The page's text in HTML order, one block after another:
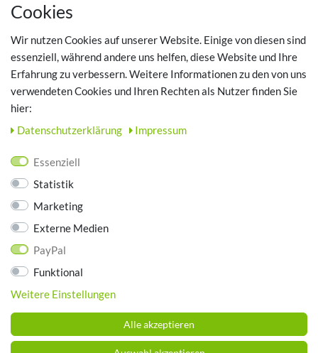
MEIN KONTO
TOP SCHUHTHEMEN
Hausschuhe - Bequeme Schuhe für zuhause
Datenschutz
AGB
Impressum
ZAHLUNGSARTEN
Cookies
Wir nutzen Cookies auf unserer Website. Einige von diesen sind
essenziell, während andere uns helfen, diese Website und Ihre
Erfahrung zu verbessern. Weitere Informationen zu den von uns
verwendeten Cookies und Ihren Rechten als Nutzer finden Sie
hier:
Daten­schutz­erklärung
Impressum
Essenziell
Statistik
Marketing
Externe Medien
PayPal
Funktional
Weitere Einstellungen
Alle akzeptieren